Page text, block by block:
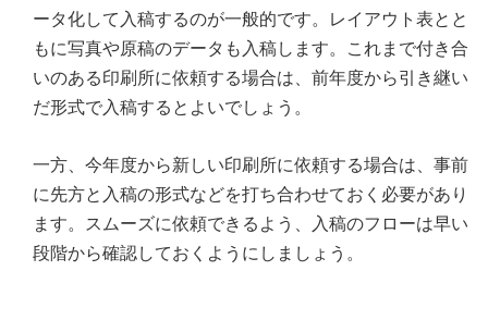
ータ化して入稿するのが一般的です。レイアウト表とと
もに写真や原稿のデータも入稿します。これまで付き合
いのある印刷所に依頼する場合は、前年度から引き継い
だ形式で入稿するとよいでしょう。
一方、今年度から新しい印刷所に依頼する場合は、事前
に先方と入稿の形式などを打ち合わせておく必要があり
ます。スムーズに依頼できるよう、入稿のフローは早い
段階から確認しておくようにしましょう。